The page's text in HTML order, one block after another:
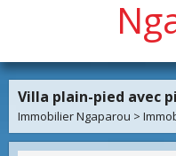
Villa plain-pied avec
Immobilier Ngaparou >